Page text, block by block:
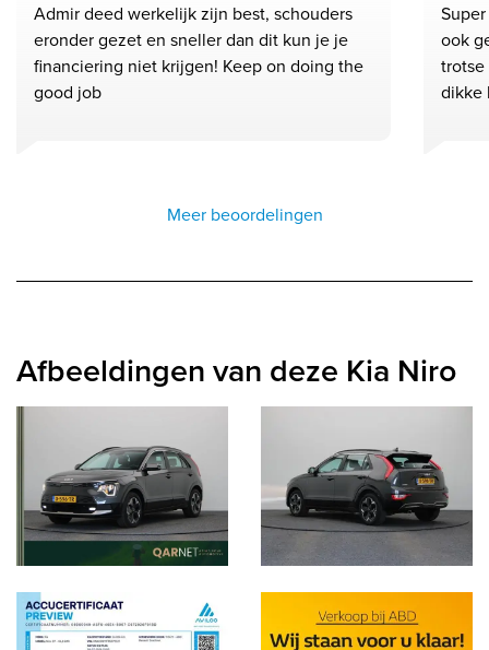
Admir deed werkelijk zijn best, schouders
eronder gezet en sneller dan dit kun je je
financiering niet krijgen! Keep on doing the
good job
ook
dikke
Meer beoordelingen
Afbeeldingen van deze Kia Niro